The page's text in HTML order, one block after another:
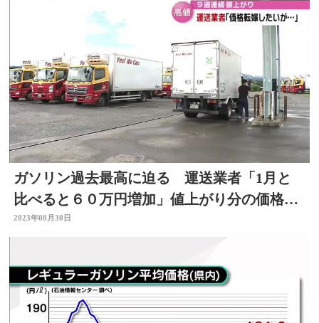
ガソリン過去最高に迫る 運送業者「1月と
比べると６０万円増加」値上がり分の価格転
嫁難しく…
2023年08月30日